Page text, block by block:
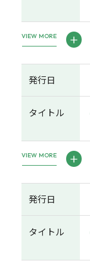
VIEW MORE
発行日
タイトル
VIEW MORE
発行日
タイトル